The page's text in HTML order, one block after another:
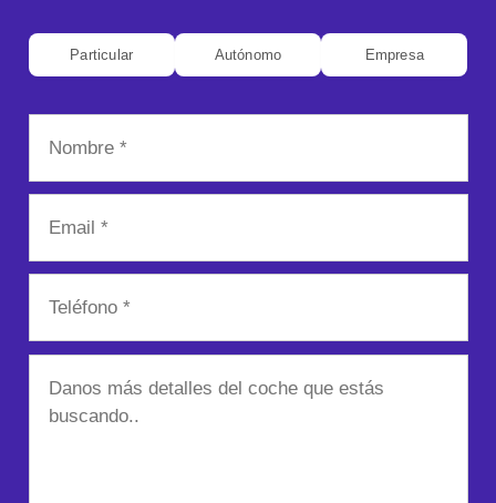
Particular Autónomo Empresa